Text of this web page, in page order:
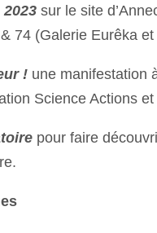
2023sur le site
74 (Galerie Eurêka
! une manifestation
Science Actions
pour faire